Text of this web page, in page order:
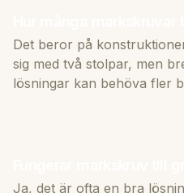
Det beror på
sig med två stolpar, men
lösningar kan behöva fler
Ja, det är ofta en bra